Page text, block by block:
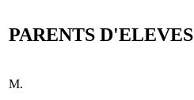
PARENTS D'ELEVES
M.